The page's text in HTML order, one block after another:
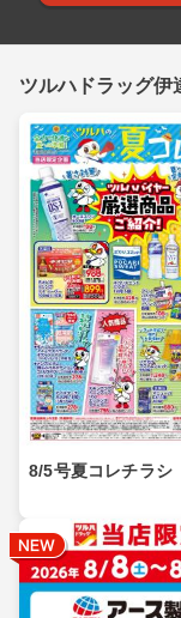
ツルハドラッグ伊
8/5号夏コレチラシ